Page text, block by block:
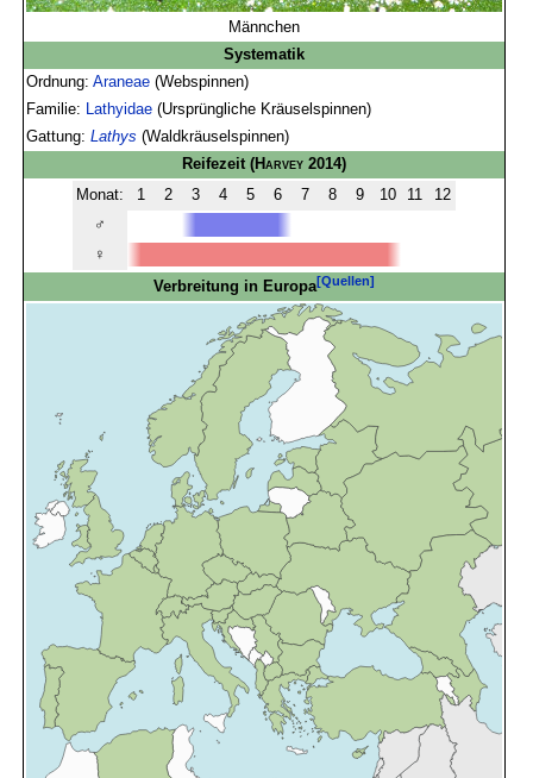
Männchen
Systematik
Ordnung:Araneae (Webspinnen)
Familie:
Lathyidae (Ursprüngliche Kräuselspinnen)
Gattung:Lathys (Waldkräuselspinnen)
Reifezeit(Harvey 2014)
Monat:
1 2 3 4 5 6 7 8 9 10 11
12
♂
♀
Verbreitung in Europa[Quellen]